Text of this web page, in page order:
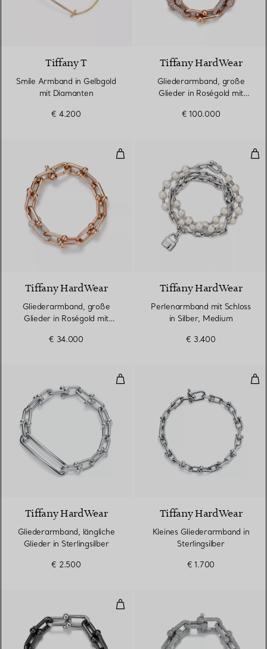
Tiffany T
Smile Armband in Gelbgold
mit Diamanten
€ 4.200
Tiffany HardWear
Gliederarmband, große
Glieder in Roségold mit
€ 100.000
Gliederarmband, große Glieder
Tiffany HardWear
Gliederarmband, große
Glieder in Roségold mit
€ 34.000
Tiffany HardWear
Perlenarmband mit Schloss
in Silber, Medium
€ 3.400
Gliederarmband, längliche
Tiffany HardWear
Gliederarmband, längliche
Glieder in Sterlingsilber
€ 2.500
Tiffany HardWear
Kleines Gliederarmband in
Sterlingsilber
€ 1.700
Armband mit großen Gliedern in